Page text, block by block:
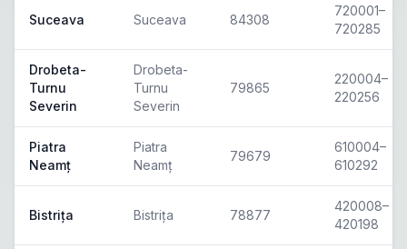
Suceava Suceava 84308
720001–
720285
Drobeta-
Turnu
Severin
Drobeta-
Turnu
Severin
79865
220004–
220256
Piatra
Neamț
Piatra
Neamț
79679
610004–
610292
Bistrița Bistrița 78877
420008–
420198